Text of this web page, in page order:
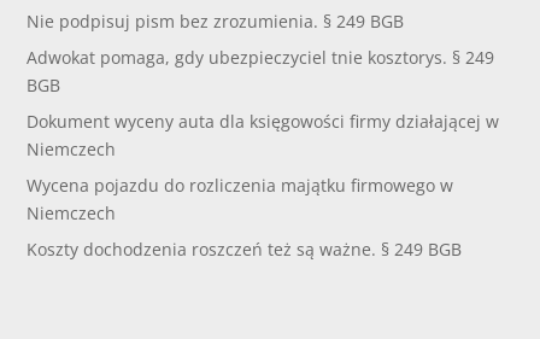
Nie podpisuj pism bez zrozumienia. § 249 BGB
Adwokat pomaga, gdy ubezpieczyciel tnie kosztorys. § 249
BGB
Dokument wyceny auta dla księgowości firmy działającej w
Niemczech
Wycena pojazdu do rozliczenia majątku firmowego w
Niemczech
Koszty dochodzenia roszczeń też są ważne. § 249 BGB